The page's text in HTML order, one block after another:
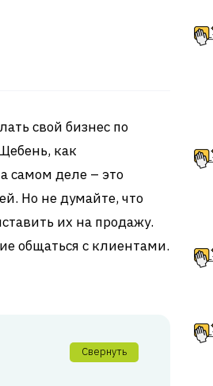
свой бизнес по
как
самом деле – это
Но не думайте, что
их на продажу.
общаться с клиентами.
Свернуть